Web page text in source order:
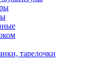
тарелочки